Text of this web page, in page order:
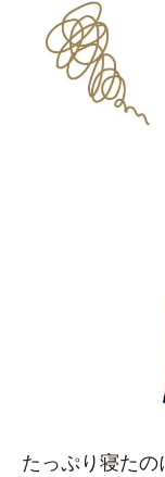
たっぷり寝た